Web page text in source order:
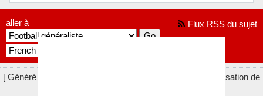
aller à Flux RSS du sujet
[ Généré en 0.040 secondes, 10 requêtes exécutées - Utilisation de